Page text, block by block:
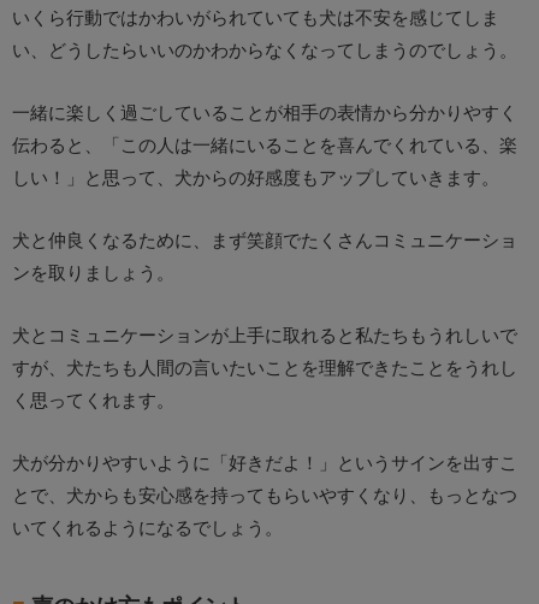
いくら行動ではかわいがられていても犬は不安を感じてしま
い、どうしたらいいのかわからなくなってしまうのでしょう。
一緒に楽しく過ごしていることが相手の表情から分かりやすく
伝わると、「この人は一緒にいることを喜んでくれている、楽
しい！」と思って、犬からの好感度もアップしていきます。
犬と仲良くなるために、まず笑顔でたくさんコミュニケーショ
ンを取りましょう。
犬とコミュニケーションが上手に取れると私たちもうれしいで
すが、犬たちも人間の言いたいことを理解できたことをうれし
く思ってくれます。
犬が分かりやすいように「好きだよ！」というサインを出すこ
とで、犬からも安心感を持ってもらいやすくなり、もっとなつ
いてくれるようになるでしょう。